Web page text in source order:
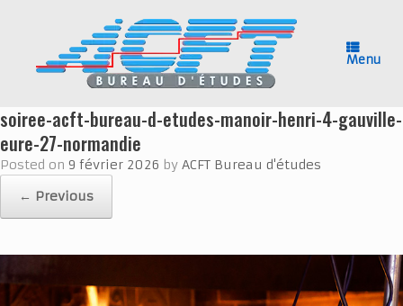
Menu
soiree-acft-bureau-d-etudes-manoir-henri-4-gauville-
eure-27-normandie
Posted on 9 février 2026 by ACFT Bureau d'études
← Previous